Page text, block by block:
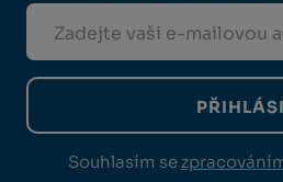
Souhlasím se